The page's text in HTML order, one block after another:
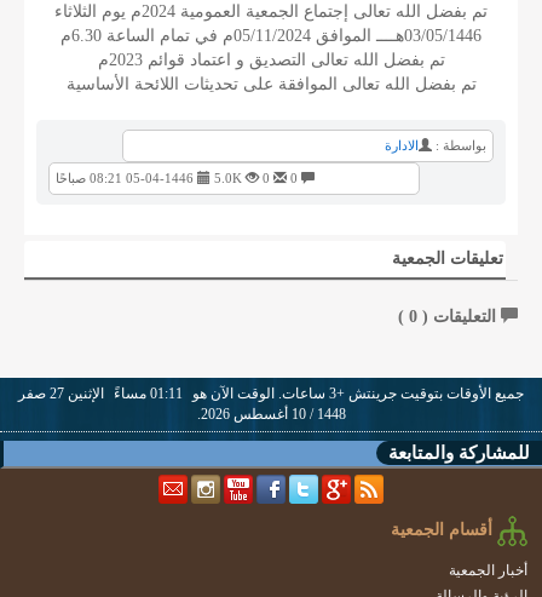
تم بفضل الله تعالى إجتماع الجمعية العمومية 2024م يوم الثلاثاء
03/05/1446هــــ الموافق 05/11/2024م في تمام الساعة 6.30م
تم بفضل الله تعالى التصديق و اعتماد قوائم 2023م
تم بفضل الله تعالى الموافقة على تحديثات اللائحة الأساسية
بواسطة : الادارة
5.0K
تعليقات الجمعية
التعليقات ( 0
)
جميع الأوقات بتوقيت جرينتش +3 ساعات. الوقت الآن هو 01:11 مساءً
الإثنين 27 صفر
1448 / 10 أغسطس 2026.
للمشاركة والمتابعة
أقسام الجمعية
أخبار الجمعية